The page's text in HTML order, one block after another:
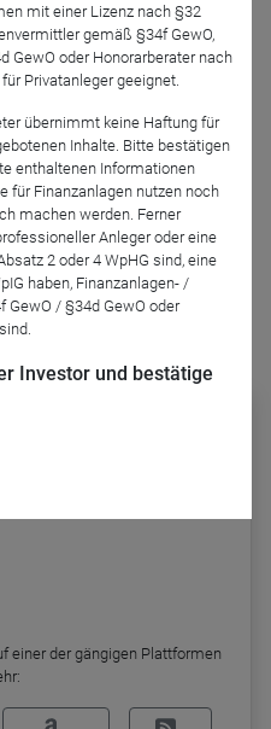
einer der gängigen Plattformen
mit einer Lizenz nach §32
gemäß §34f GewO,
GewO oder Honorarberater nach
Privatanleger geeignet.
übernimmt keine Haftung für
Inhalte. Bitte bestätigen
enthaltenen Informationen
für Finanzanlagen nutzen noch
machen werden. Ferner
Anleger oder eine
2 oder 4 WpHG sind, eine
haben, Finanzanlagen- /
/ §34d GewO oder
Investor und bestätige